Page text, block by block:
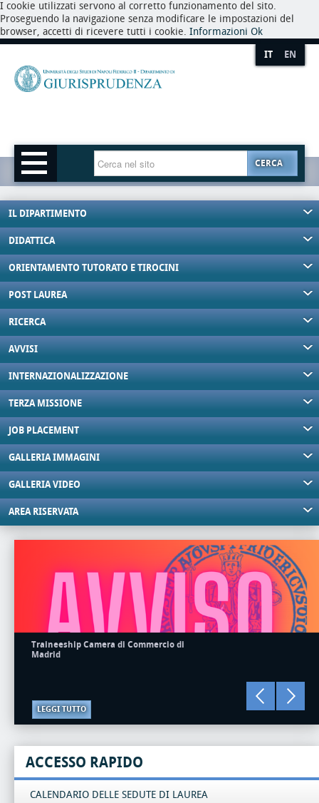
I cookie utilizzati servono al corretto funzionamento del sito.
Proseguendo la navigazione senza modificare le impostazioni del
browser, accetti di ricevere tutti i cookie. Informazioni Ok
IT EN
CERCA
IL DIPARTIMENTO
DIDATTICA
ORIENTAMENTO TUTORATO E TIROCINI
POST LAUREA
RICERCA
AVVISI
INTERNAZIONALIZZAZIONE
TERZA MISSIONE
JOB PLACEMENT
GALLERIA IMMAGINI
GALLERIA VIDEO
AREA RISERVATA
Traineeship Camera di Commercio di
Madrid
LEGGI TUTTO
ACCESSO RAPIDO
CALENDARIO DELLE SEDUTE DI LAUREA